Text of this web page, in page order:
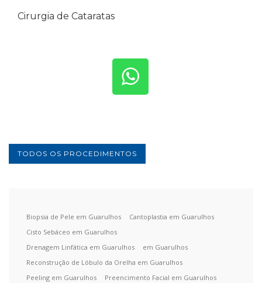
Cirurgia de Cataratas
TODOS OS PROCEDIMENTOS
Biopsia de Pele em Guarulhos
Cantoplastia em Guarulhos
Cisto Sebáceo em Guarulhos
Drenagem Linfática em Guarulhos
em Guarulhos
Reconstrução de Lóbulo da Orelha em Guarulhos
Peeling em Guarulhos
Preencimento Facial em Guarulhos